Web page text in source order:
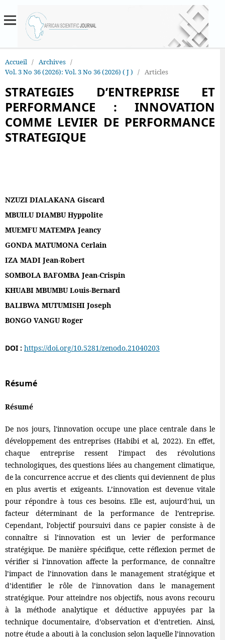
Accueil / Archives /
Vol. 3 No 36 (2026): Vol. 3 No 36 (2026) ( J ) / Articles
STRATEGIES D’ENTREPRISE ET
PERFORMANCE : INNOVATION
COMME LEVIER DE PERFORMANCE
STRATEGIQUE
NZUZI DIALAKANA Giscard
MBUILU DIAMBU Hyppolite
MUEMFU MATEMPA Jeancy
GONDA MATUMONA Cerlain
IZA MADI Jean-Robert
SOMBOLA BAFOMBA Jean-Crispin
KHUABI MBUMBU Louis-Bernard
BALIBWA MUTUMISHI Joseph
BONGO VANGU Roger
DOI : https://doi.org/10.5281/zenodo.21040203
Résumé
Résumé
De nos jours, l'innovation occupe une place centrale dans le
développement des entreprises (Habibi et al, 2022). En effet,
chaque entreprise ressent l’impact des révolutions
technologiques, des questions liées au changement climatique,
de la concurrence accrue et des clients qui deviennent de plus
en plus avertis et exigeants. L’innovation est devenue vitale
pour répondre à tous ces besoins. Elle est, aujourd’hui, un
facteur déterminant de la performance de l’entreprise.
Cependant, l’objectif poursuivi dans ce papier consiste à de
connaître si l’innovation est un levier de performance
stratégique. De manière spécifique, cette réflexion permet de
vérifier si l’innovation affecte la performance, de connaître
l’impact de l’innovation dans le management stratégique et
d’identifier le rôle de l’innovation dans le management
stratégique. Pour atteindre nos objectifs, nous avons recouru
à la méthode analytique et déductive appuyées par la
technique documentaire, d’observation et d’entretien. Ainsi,
notre étude a abouti à la conclusion selon laquelle l’innovation